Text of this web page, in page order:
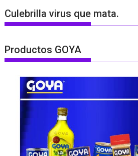
Culebrilla virus que mata.
Productos GOYA